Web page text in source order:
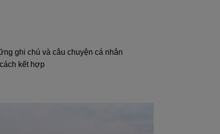
ghi chú và câu chuyện cá nhân
kết hợp